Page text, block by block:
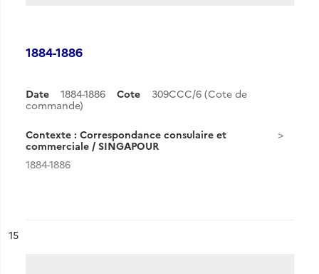
1884-1886
Date 1884-1886 Cote
309CCC/6 (Cote de
commande)
Contexte : Correspondance consulaire et
commerciale / SINGAPOUR
1884-1886
n°
15